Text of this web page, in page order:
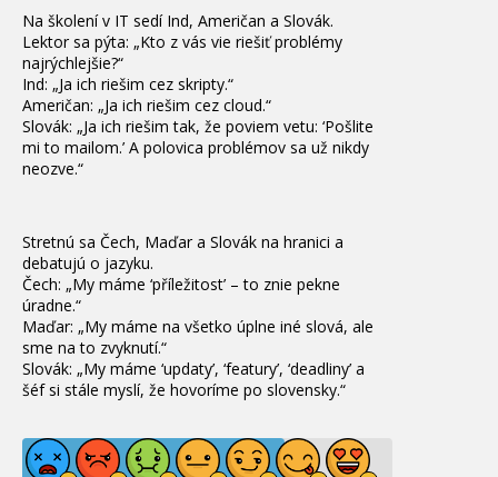
Na školení v IT sedí Ind, Američan a Slovák.
Lektor sa pýta: „Kto z vás vie riešiť problémy
najrýchlejšie?“
Ind: „Ja ich riešim cez skripty.“
Američan: „Ja ich riešim cez cloud.“
Slovák: „Ja ich riešim tak, že poviem vetu: ‘Pošlite
mi to mailom.’ A polovica problémov sa už nikdy
neozve.“
Stretnú sa Čech, Maďar a Slovák na hranici a
debatujú o jazyku.
Čech: „My máme ‘příležitost’ – to znie pekne
úradne.“
Maďar: „My máme na všetko úplne iné slová, ale
sme na to zvyknutí.“
Slovák: „My máme ‘updaty’, ‘featury’, ‘deadliny’ a
šéf si stále myslí, že hovoríme po slovensky.“